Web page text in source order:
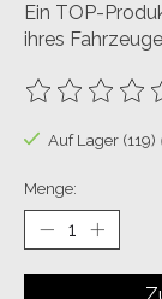
Ein TOP-
ihres
Die Bewertung
Auf Lager (119)
Menge: